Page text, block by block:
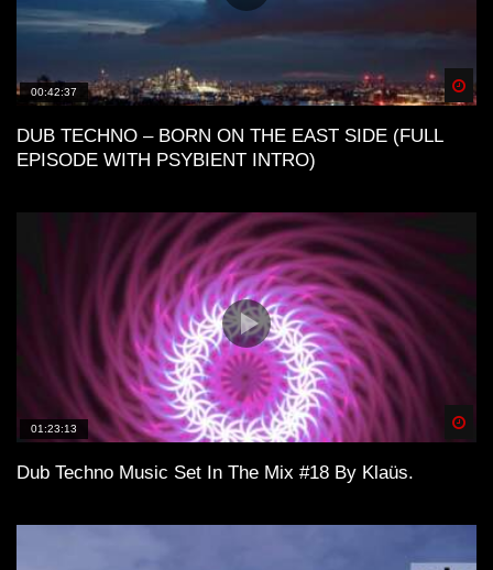
00:42:37
DUB TECHNO – BORN ON THE EAST SIDE (FULL
EPISODE WITH PSYBIENT INTRO)
01:23:13
Dub Techno Music Set In The Mix #18 By Klaüs.